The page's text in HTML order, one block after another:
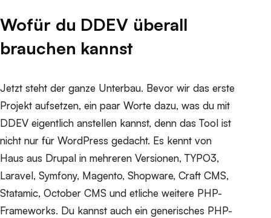
Wofür du DDEV überall
brauchen kannst
Jetzt steht der ganze Unterbau. Bevor wir das erste
Projekt aufsetzen, ein paar Worte dazu, was du mit
DDEV eigentlich anstellen kannst, denn das Tool ist
nicht nur für WordPress gedacht. Es kennt von
Haus aus Drupal in mehreren Versionen, TYPO3,
Laravel, Symfony, Magento, Shopware, Craft CMS,
Statamic, October CMS und etliche weitere PHP-
Frameworks. Du kannst auch ein generisches PHP-